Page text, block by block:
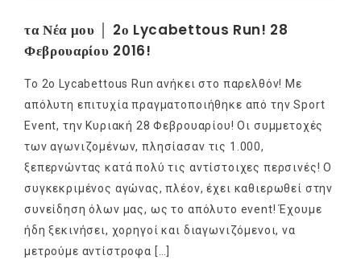
τα Νέα μου │ 2ο Lycabettous Run! 28
Φεβρουαρίου 2016!
Το 2ο Lycabettous Run ανήκει στο παρελθόν! Με
απόλυτη επιτυχία πραγματοποιήθηκε από την Sport
Event, την Κυριακή 28 Φεβρουαρίου! Οι συμμετοχές
των αγωνιζομένων, πλησίασαν τις 1.000,
ξεπερνώντας κατά πολύ τις αντίστοιχες περσινές! Ο
συγκεκριμένος αγώνας, πλέον, έχει καθιερωθεί στην
συνείδηση όλων μας, ως το απόλυτο event! Έχουμε
ήδη ξεκινήσει, χορηγοί και διαγωνιζόμενοι, να
μετρούμε αντίστροφα […]